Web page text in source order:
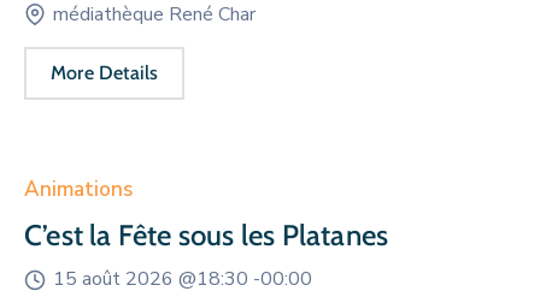
médiathèque René Char
More Details
Animations
C’est la Fête sous les Platanes
15 août 2026 @18:30 -00:00